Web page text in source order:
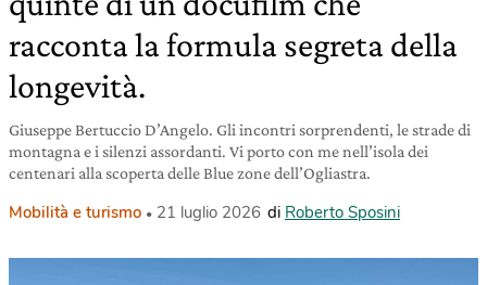
racconta la formula segreta della
longevità.
Giuseppe Bertuccio D’Angelo. Gli incontri sorprendenti, le strade di
montagna e i silenzi assordanti. Vi porto con me nell’isola dei
centenari alla scoperta delle Blue zone dell’Ogliastra.
Mobilità e turismo 21 luglio 2026 di Roberto Sposini